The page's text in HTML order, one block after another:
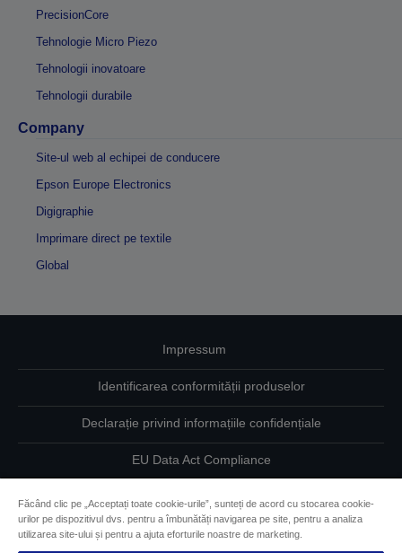
PrecisionCore
Tehnologie Micro Piezo
Tehnologii inovatoare
Tehnologii durabile
Company
Site-ul web al echipei de conducere
Epson Europe Electronics
Digigraphie
Imprimare direct pe textile
Global
Impressum
Identificarea conformității produselor
Declarație privind informațiile confidențiale
EU Data Act Compliance
Informaţii despre modulele cookie
Făcând clic pe „Acceptați toate cookie-urile”, sunteți de acord cu stocarea cookie-
urilor pe dispozitivul dvs. pentru a îmbunătăți navigarea pe site, pentru a analiza
utilizarea site-ului și pentru a ajuta eforturile noastre de marketing.